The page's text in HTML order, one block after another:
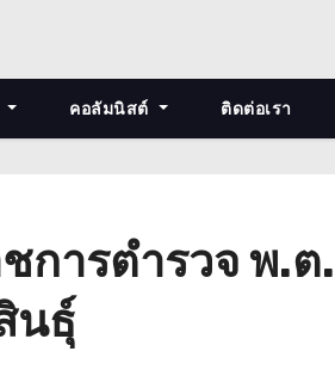
คอลัมนิสต์ ติดต่อเรา
การตำรวจ พ.
นธุ์